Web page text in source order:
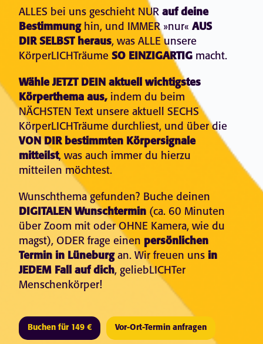
ALLES bei uns geschieht NURauf deine
Bestimmunghin, und IMMER »nur«AUS
DIR SELBST heraus, was ALLE unsere
KörperLICHTräumeSO EINZIGARTIG macht.
Wähle JETZT DEIN aktuell wichtigstes
Körperthema aus, indem du beim
NÄCHSTEN Text unsere aktuell SECHS
KörperLICHTräume durchliest, und über die
VON DIR bestimmten Körpersignale
mitteilst, was auch immer du hierzu
mitteilen möchtest.
Wunschthema gefunden? Buche deinen
DIGITALEN Wunschtermin (ca. 60 Minuten
über Zoom mit oder OHNE Kamera, wie du
magst), ODER frage einenpersönlichen
Termin in Lüneburgan. Wir freuen uns in
JEDEM Fall auf dich, geliebLICHTer
Menschenkörper!
Buchen für 149 € Vor-Ort-Termin anfragen